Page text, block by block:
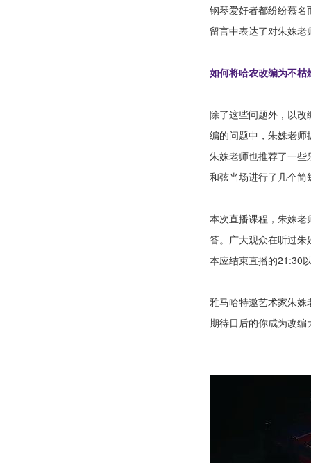
钢琴爱好者都纷纷慕
留言中表达了对朱姝老
如何将哈农改编为不
除了这些问题外，以
编的问题中，朱姝老师
朱姝老师也推荐了一
和弦当场进行了几个
本次直播课程，朱姝
答。广大观众在听过
本应结束直播的21:30
雅马哈特邀艺术家朱
期待日后的你成为改